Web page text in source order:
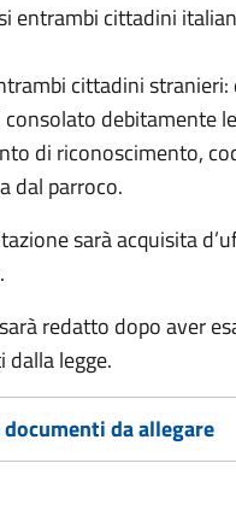
entrambi cittadini
cittadini
debitamente
di riconoscimento,
dal parroco.
sarà acquisita
redatto dopo aver
legge.
da allegare